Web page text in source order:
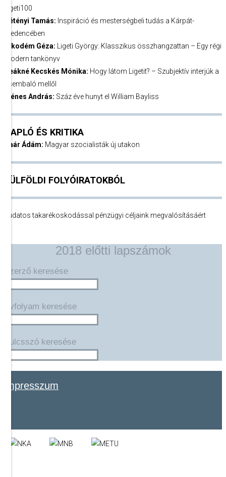
Ligeti100
Zétényi Tamás: Inspiráció és mesterségbeli tudás a Kárpát-
medencében
Nikodém Géza:
Ligeti György: Klasszikus összhangzattan – Egy régi
modern tankönyv
Deákné Kecskés Mónika: Hogy látom Ligetit? – Szubjektív interjúk a
csembaló mellől
Ménes András: Száz éve hunyt el William Bayliss
NAPLÓ ÉS KRITIKA
Paár Ádám: Magyar szocialisták új utakon
KÜLFÖLDI FOLYÓIRATOKBÓL
Tudatos takarékoskodással pénzügyi céljaink megvalósításáért
2018 előtti lapszámok
Szerző keresése
Évfolyam keresése
Kulcsszó keresése
impresszum